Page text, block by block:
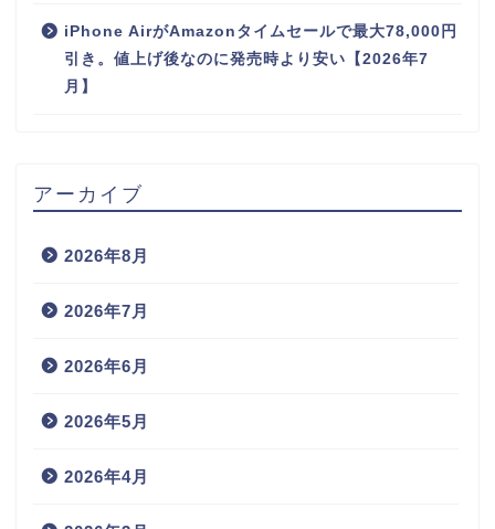
iPhone AirがAmazonタイムセールで最大78,000円
引き。値上げ後なのに発売時より安い【2026年7
月】
アーカイブ
2026年8月
2026年7月
2026年6月
2026年5月
2026年4月